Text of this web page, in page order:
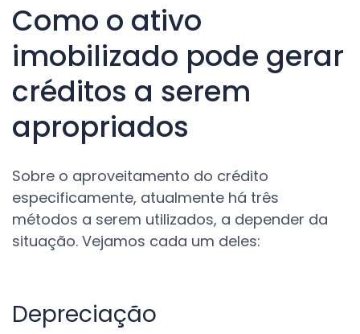
Como o ativo
imobilizado pode gerar
créditos a serem
apropriados
Sobre o aproveitamento do crédito
especificamente, atualmente há três
métodos a serem utilizados, a depender da
situação. Vejamos cada um deles:
Depreciação